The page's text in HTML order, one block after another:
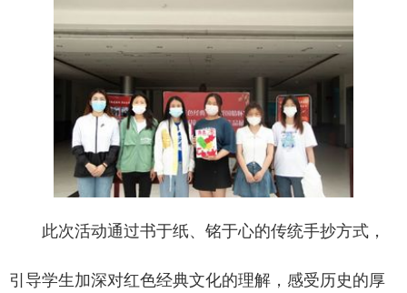
此次活动通过书于纸、铭于心的传统手抄方式，
引导学生加深对红色经典文化的理解，感受历史的厚